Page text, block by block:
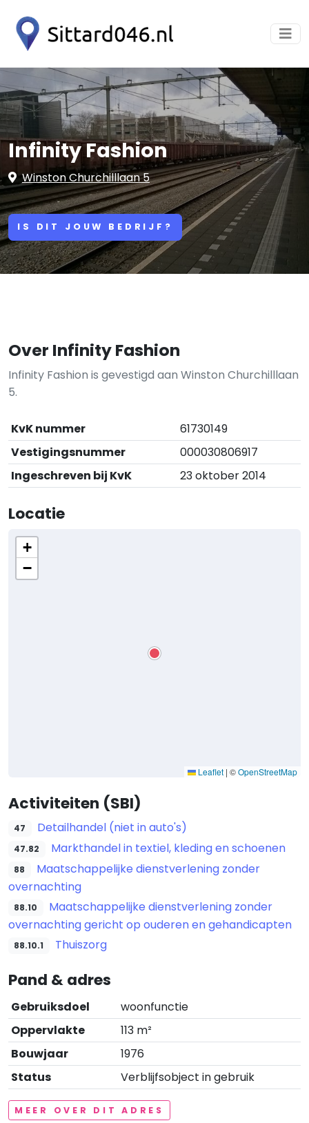
Infinity Fashion
Winston Churchilllaan 5
IS DIT JOUW BEDRIJF?
Over Infinity Fashion
Infinity Fashion is gevestigd aan Winston Churchilllaan
5.
KvK nummer
61730149
Vestigingsnummer
000030806917
Ingeschreven bij KvK
23 oktober 2014
Locatie
+
−
Leaflet | ©OpenStreetMap
Activiteiten (SBI)
47 Detailhandel (niet in auto's)
47.82 Markthandel in textiel, kleding en schoenen
88
Maatschappelijke dienstverlening zonder
overnachting
88.10
Maatschappelijke dienstverlening zonder
overnachting gericht op ouderen en gehandicapten
88.10.1 Thuiszorg
Pand & adres
Gebruiksdoel
woonfunctie
Oppervlakte
113 m²
Bouwjaar
1976
Status
Verblijfsobject in gebruik
MEER OVER DIT ADRES